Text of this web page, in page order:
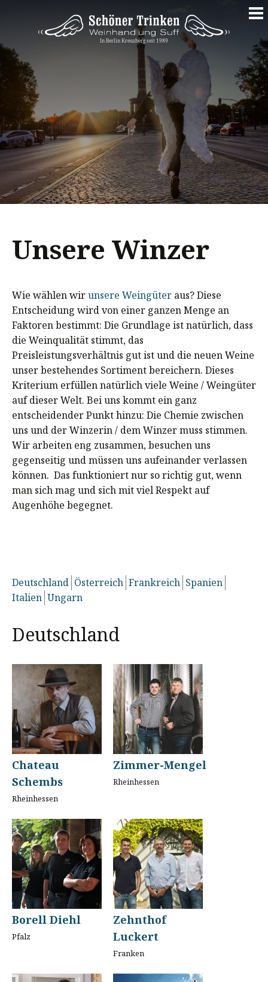
zum
Inhalt
Unsere Winzer
Wie wählen wirunsere Weingüter aus? Diese
Entscheidung wird von einer ganzen Menge an
Faktoren bestimmt: Die Grundlage ist natürlich, dass
die Weinqualität stimmt, das
Preisleistungsverhältnis gut ist und die neuen Weine
unser bestehendes Sortiment bereichern. Dieses
Kriterium erfüllen natürlich viele Weine / Weingüter
auf dieser Welt. Bei uns kommt ein ganz
entscheidender Punkt hinzu: Die Chemie zwischen
uns und der Winzerin / dem Winzer muss stimmen.
Wir arbeiten eng zusammen, besuchen uns
gegenseitig und müssen uns aufeinander verlassen
können. Das funktioniert nur so richtig gut, wenn
man sich mag und sich mit viel Respekt auf
Augenhöhe begegnet.
Deutschland Österreich Frankreich Spanien
Italien Ungarn
Deutschland
Chateau
Schembs
Rheinhessen
Zimmer-Mengel
Rheinhessen
Borell Diehl
Pfalz
Zehnthof
Luckert
Franken